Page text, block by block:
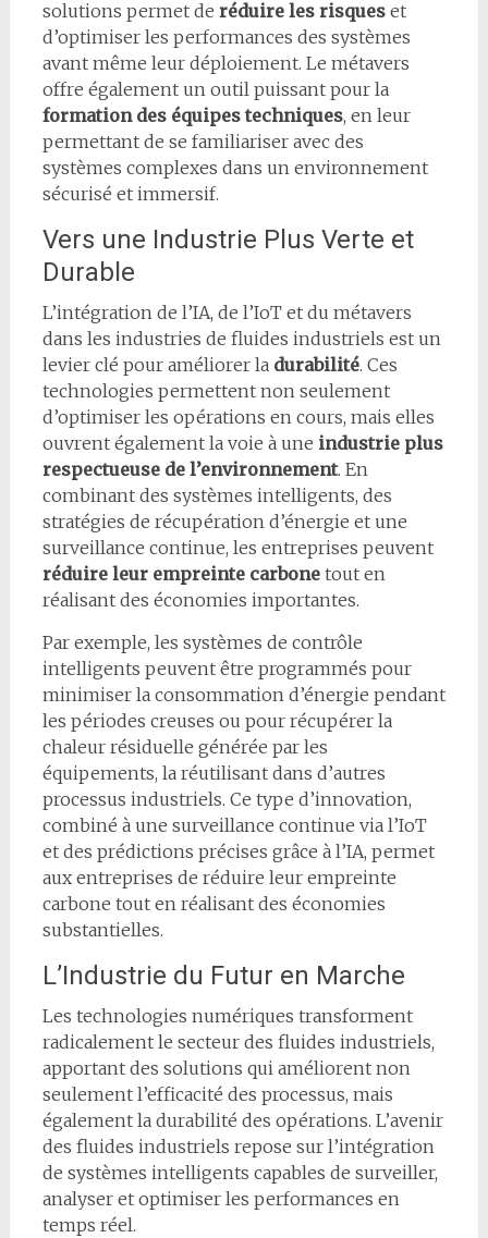
solutions permet de réduire les risqueset
d’optimiser les performances des systèmes
avant même leur déploiement. Le métavers
offre également un outil puissant pour la
formation des équipes techniques, en leur
permettant de se familiariser avec des
systèmes complexes dans un environnement
sécurisé et immersif.
Vers une Industrie Plus Verte et
Durable
L’intégration de l’IA, de l’IoT et du métavers
dans les industries de fluides industriels est un
levier clé pour améliorer la durabilité. Ces
technologies permettent non seulement
d’optimiser les opérations en cours, mais elles
ouvrent également la voie à une industrie plus
respectueuse de l’environnement. En
combinant des systèmes intelligents, des
stratégies de récupération d’énergie et une
surveillance continue, les entreprises peuvent
réduire leur empreinte carbonetout en
réalisant des économies importantes.
Par exemple, les systèmes de contrôle
intelligents peuvent être programmés pour
minimiser la consommation d’énergie pendant
les périodes creuses ou pour récupérer la
chaleur résiduelle générée par les
équipements, la réutilisant dans d’autres
processus industriels. Ce type d’innovation,
combiné à une surveillance continue via l’IoT
et des prédictions précises grâce à l’IA, permet
aux entreprises de réduire leur empreinte
carbone tout en réalisant des économies
substantielles.
L’Industrie du Futur en Marche
Les technologies numériques transforment
radicalement le secteur des fluides industriels,
apportant des solutions qui améliorent non
seulement l’efficacité des processus, mais
également la durabilité des opérations. L’avenir
des fluides industriels repose sur l’intégration
de systèmes intelligents capables de surveiller,
analyser et optimiser les performances en
temps réel.